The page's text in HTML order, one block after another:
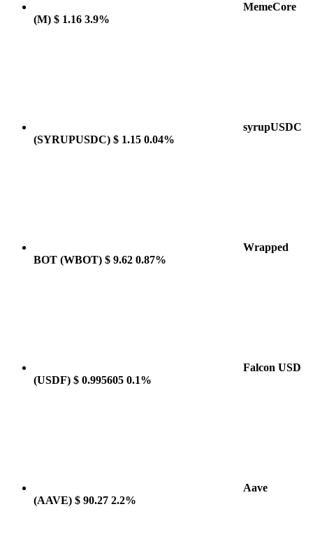
MemeCore
(M) $ 1.16 3.9%
syrupUSDC
(SYRUPUSDC) $ 1.15 0.04%
Wrapped
BOT (WBOT) $ 9.62 0.87%
Falcon USD
(USDF) $ 0.995605 0.1%
Aave
(AAVE) $ 90.27 2.2%